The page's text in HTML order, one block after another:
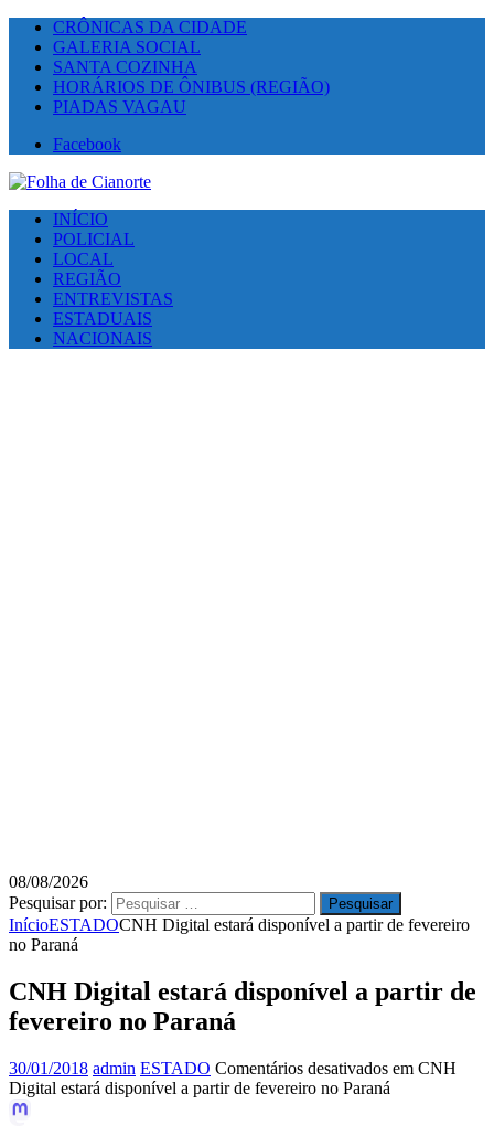
CRÔNICAS DA CIDADE
GALERIA SOCIAL
SANTA COZINHA
HORÁRIOS DE ÔNIBUS (REGIÃO)
PIADAS VAGAU
Facebook
INÍCIO
POLICIAL
LOCAL
REGIÃO
ENTREVISTAS
ESTADUAIS
NACIONAIS
08/08/2026
Pesquisar por:
InícioESTADOCNH Digital estará disponível a partir de fevereiro
no Paraná
CNH Digital estará disponível a partir de
fevereiro no Paraná
30/01/2018 admin ESTADO Comentários desativados em CNH
Digital estará disponível a partir de fevereiro no Paraná